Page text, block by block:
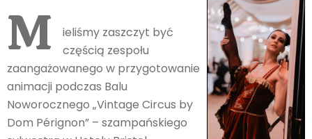
M
ieliśmy zaszczyt być
częścią zespołu
zaangażowanego w przygotowanie
animacji podczas Balu
Noworocznego „Vintage Circus by
Dom Pérignon” – szampańskiego